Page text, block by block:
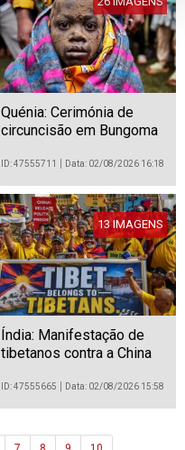
Quénia: Cerimónia de
circuncisão em Bungoma
13 IMAGENS
Índia: Manifestação de
tibetanos contra a China
em Mumbai
7 8 9 10